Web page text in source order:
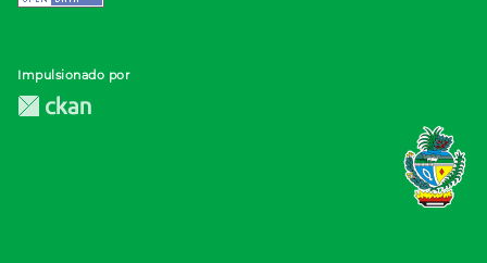
Impulsionado por